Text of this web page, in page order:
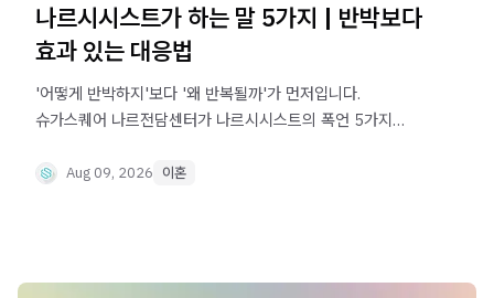
나르시시스트가 하는 말 5가지 | 반박보다
효과 있는 대응법
'어떻게 반박하지'보다 '왜 반복될까'가 먼저입니다.
슈가스퀘어 나르전담센터가 나르시시스트의 폭언 5가지
Aug 09, 2026 이혼